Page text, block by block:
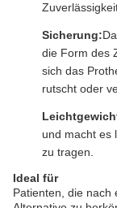
Sicherung:
die Form des
sich das
rutscht oder
und macht es
zu tragen.
Ideal für
Patienten, die nach